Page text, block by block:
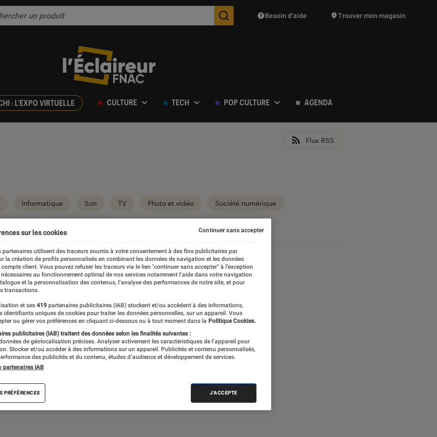
Des suggestions de produits vont vous être proposées
Besoin d’aide Trouver mon magasin
: L'EXPO VIRTUELLE CULTURE TECH POP CULTURE AGENDA
Flux RSS
Informatique Son TV Photo et vidéo Société numérique
audio, objets connectés… l’Éclaireur
l’actualité Tech décryptée, de nombreux
des tests de produits, réalisés par le
sur les cookies
partenaires utilisent des traceurs soumis à votre consentement à des fins publicitaires par
la création de profils personnalisés en combinant les données de navigation et les données
compte client. Vous pouvez refuser les traceurs via le lien "continuer sans accepter" à l’exception
au fonctionnement optimal de nos services notamment l’aide dans votre navigation
et la personnalisation des contenus, l’analyse des performances de notre site, et pour
transactions.
et ses 419 partenaires publicitaires (IAB) stockent et/ou accèdent à des informations,
identifiants uniques de cookies pour traiter les données personnelles, sur un appareil. Vous
ou gérer vos préférences en cliquant ci-dessous ou à tout moment dans la Politique Cookies.
publicitaires (IAB) traitent des données selon les finalités suivantes :
de géolocalisation précises. Analyser activement les caractéristiques de l’appareil pour
Stocker et/ou accéder à des informations sur un appareil. Publicités et contenu personnalisés,
des publicités et du contenu, études d’audience et développement de services.
partenaires IAB
PRÉFÉRENCES J'ACCEPTE
Continuer sans accepter